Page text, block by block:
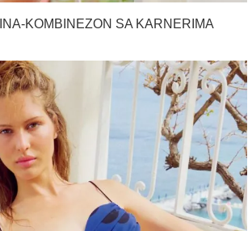
KOMBINEZON SA KARNERIMA